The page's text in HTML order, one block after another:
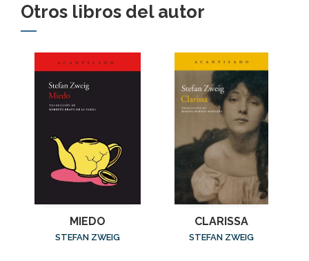
Otros libros del autor
MIEDO
STEFAN ZWEIG
CLARISSA
STEFAN ZWEIG